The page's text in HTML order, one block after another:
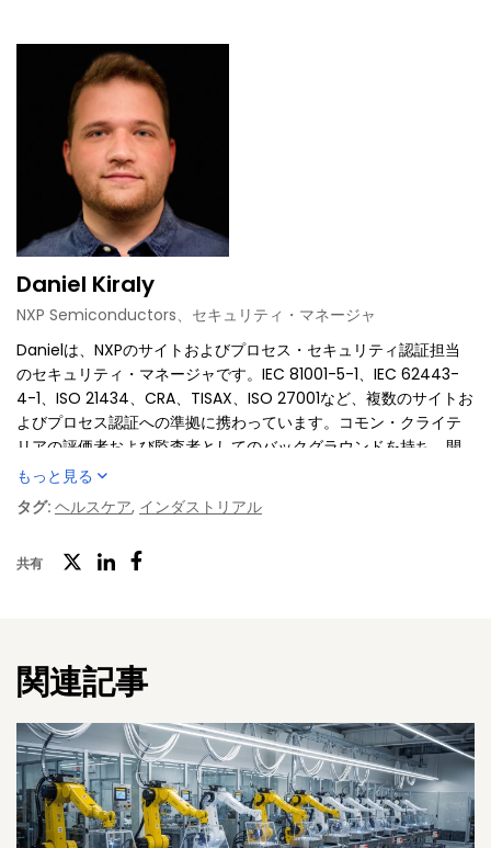
関する活動の共同議長を務めています。
Daniel Kiraly
NXP Semiconductors、セキュリティ・マネージャ
Danielは、NXPのサイトおよびプロセス・セキュリティ認証担当
のセキュリティ・マネージャです。IEC 81001-5-1、IEC 62443-
4-1、ISO 21434、CRA、TISAX、ISO 27001など、複数のサイトお
よびプロセス認証への準拠に携わっています。コモン・クライテ
リアの評価者および監査者としてのバックグラウンドを持ち、開
発プロセスと管理システムのサイバーセキュリティ準拠がお客様
のニーズを確実にサポートできるよう取り組んでいます。コラボ
レーティブなアプローチで知られ、技術的な厳密さと部門横断的
もっと見る
タグ: ヘルスケア, インダストリアル
共有
ツ
タ
ー
ス
ッ
ク
関連記事